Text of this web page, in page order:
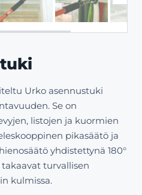
Urko asennustuki
Se on
listojen ja kuormien
pikasäätö ja
yhdistettynä 180°
turvallisen
kulmissa.